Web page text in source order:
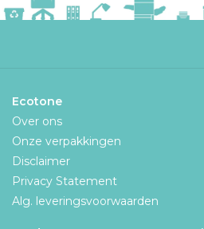
Ecotone
Over ons
Onze verpakkingen
Disclaimer
Privacy Statement
Alg. leveringsvoorwaarden